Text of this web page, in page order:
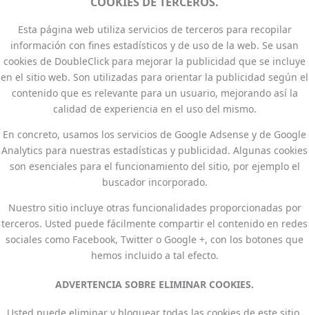
Esta página web utiliza servicios de terceros para recopilar
información con fines estadísticos y de uso de la web. Se usan
cookies de DoubleClick para mejorar la publicidad que se incluye
en el sitio web. Son utilizadas para orientar la publicidad según el
contenido que es relevante para un usuario, mejorando así la
calidad de experiencia en el uso del mismo.
En concreto, usamos los servicios de Google Adsense y de Google
Analytics para nuestras estadísticas y publicidad. Algunas cookies
son esenciales para el funcionamiento del sitio, por ejemplo el
buscador incorporado.
Nuestro sitio incluye otras funcionalidades proporcionadas por
terceros. Usted puede fácilmente compartir el contenido en redes
sociales como Facebook, Twitter o Google +, con los botones que
hemos incluido a tal efecto.
ADVERTENCIA SOBRE ELIMINAR COOKIES.